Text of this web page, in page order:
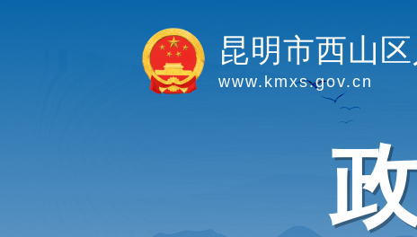
昆明市西山
www.kmxs.gov.cn